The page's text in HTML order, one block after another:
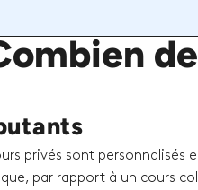
privés sont
par rapport à un cours